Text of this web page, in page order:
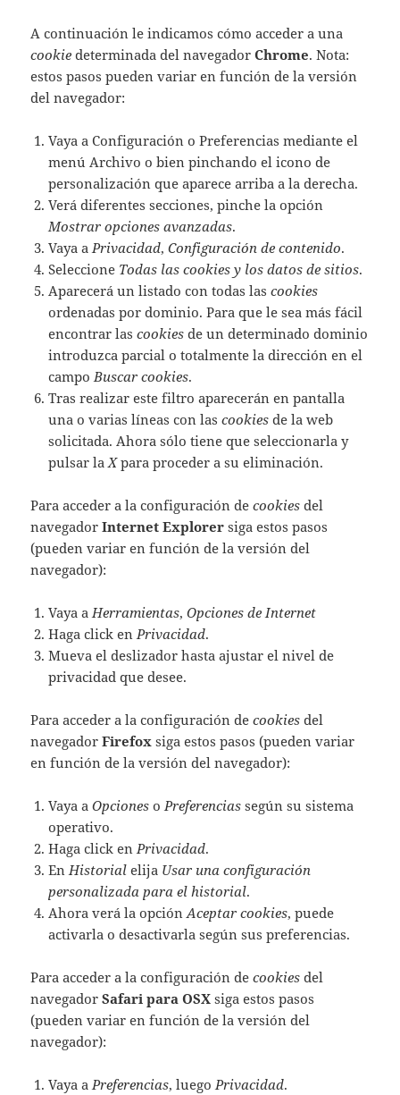
A continuación le indicamos cómo acceder a una
cookie determinada del navegadorChrome. Nota:
estos pasos pueden variar en función de la versión
del navegador:
Vaya a Configuración o Preferencias mediante el
menú Archivo o bien pinchando el icono de
personalización que aparece arriba a la derecha.
Verá diferentes secciones, pinche la opción
Mostrar opciones avanzadas.
Vaya aPrivacidad,Configuración de contenido.
Seleccione Todas las cookies y los datos de sitios.
Aparecerá un listado con todas lascookies
ordenadas por dominio. Para que le sea más fácil
encontrar lascookies de un determinado dominio
introduzca parcial o totalmente la dirección en el
campoBuscar cookies.
Tras realizar este filtro aparecerán en pantalla
una o varias líneas con lascookies de la web
solicitada. Ahora sólo tiene que seleccionarla y
pulsar laXpara proceder a su eliminación.
Para acceder a la configuración decookies del
navegadorInternet Explorer siga estos pasos
(pueden variar en función de la versión del
navegador):
Vaya aHerramientas,Opciones de Internet
Haga click enPrivacidad.
Mueva el deslizador hasta ajustar el nivel de
privacidad que desee.
Para acceder a la configuración decookies del
navegadorFirefox siga estos pasos (pueden variar
en función de la versión del navegador):
Vaya aOpciones oPreferencias según su sistema
operativo.
Haga click enPrivacidad.
EnHistorial elija Usar una configuración
personalizada para el historial.
Ahora verá la opciónAceptar cookies, puede
activarla o desactivarla según sus preferencias.
Para acceder a la configuración decookies del
navegadorSafari para OSX siga estos pasos
(pueden variar en función de la versión del
navegador):
Vaya aPreferencias, luegoPrivacidad.